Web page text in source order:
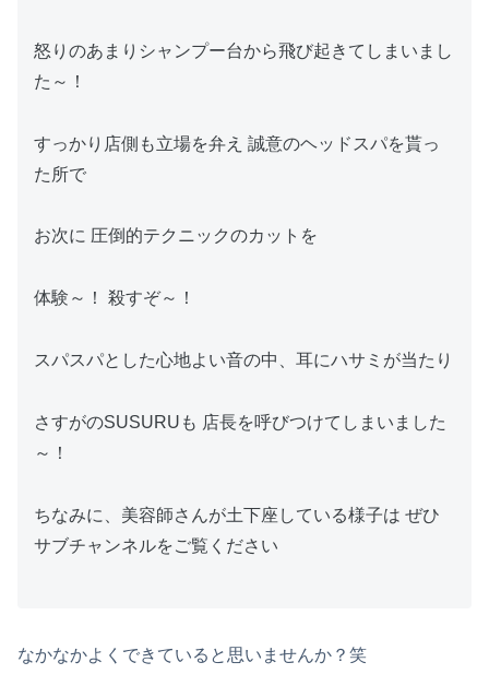
怒りのあまりシャンプー台から飛び起きてしまいまし
た～！
すっかり店側も立場を弁え 誠意のヘッドスパを貰っ
た所で
お次に 圧倒的テクニックのカットを
体験～！ 殺すぞ～！
スパスパとした心地よい音の中、耳にハサミが当たり
さすがのSUSURUも 店長を呼びつけてしまいました
～！
ちなみに、美容師さんが土下座している様子は ぜひ
サブチャンネルをご覧ください
なかなかよくできていると思いませんか？笑